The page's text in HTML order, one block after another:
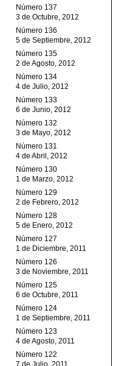
Número 137
3 de Octubre, 2012
Número 136
5 de Septiembre, 2012
Número 135
2 de Agosto, 2012
Número 134
4 de Julio, 2012
Número 133
6 de Junio, 2012
Número 132
3 de Mayo, 2012
Número 131
4 de Abril, 2012
Número 130
1 de Marzo, 2012
Número 129
2 de Febrero, 2012
Número 128
5 de Enero, 2012
Número 127
1 de Diciembre, 2011
Número 126
3 de Noviembre, 2011
Número 125
6 de Octubre, 2011
Número 124
1 de Septiembre, 2011
Número 123
4 de Agosto, 2011
Número 122
7 de Julio, 2011